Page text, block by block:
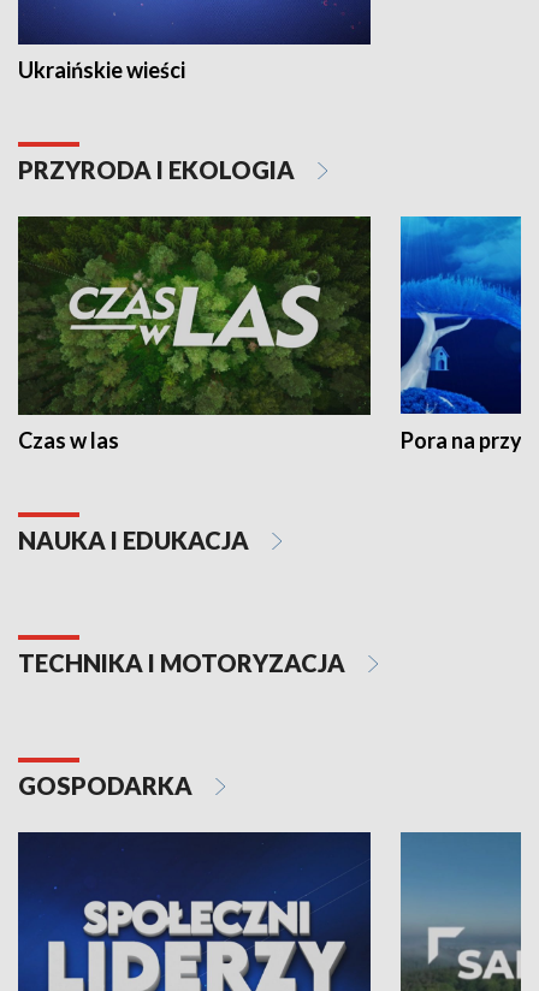
Ukraińskie wieści
PRZYRODA I EKOLOGIA
Czas w las Pora na
NAUKA I EDUKACJA
TECHNIKA I MOTORYZACJA
GOSPODARKA